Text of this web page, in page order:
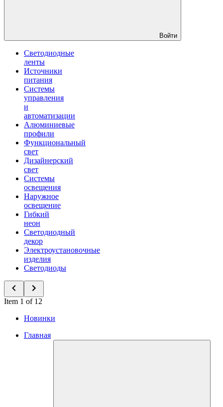
Войти
Светодиодные
ленты
Источники
питания
Системы
управления
и
автоматизации
Алюминиевые
профили
Функциональный
свет
Дизайнерский
свет
Системы
освещения
Наружное
освещение
Гибкий
неон
Светодиодный
декор
Электроустановочные
изделия
Светодиоды
Item 1 of 12
Новинки
Главная